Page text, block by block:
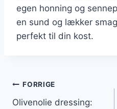
egen honning og
en sund og lækker
perfekt til din kost.
FORRIGE
Olivenolie dressing: